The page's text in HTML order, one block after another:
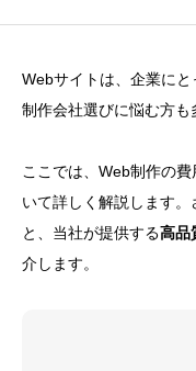
Webサイトは、企業に
制作会社選びに悩む方も
ここでは、Web制作の
いて詳しく解説します。
と、当社が提供する高品
介します。